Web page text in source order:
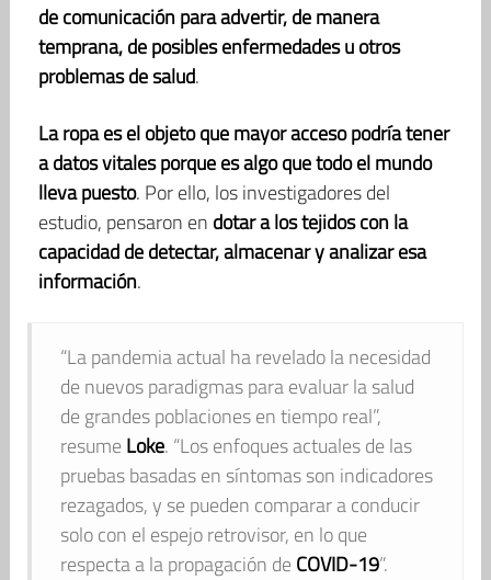
de comunicaciónpara advertir, de manera
temprana, de posibles enfermedades u otros
problemas de salud.
La ropa es el objeto que mayor acceso podría tener
a datos vitales porque es algo que todo el mundo
lleva puesto. Por ello, los investigadores del
estudio, pensaron en dotar a los tejidos con la
capacidad de detectar, almacenar y analizar esa
información.
“La pandemia actual ha revelado la necesidad
de nuevos paradigmas para evaluar la salud
de grandes poblaciones en tiempo real”,
resumeLoke. “Los enfoques actuales de las
pruebas basadas en síntomas son indicadores
rezagados, y se pueden comparar a conducir
solo con el espejo retrovisor, en lo que
respecta a la propagación deCOVID-19”.